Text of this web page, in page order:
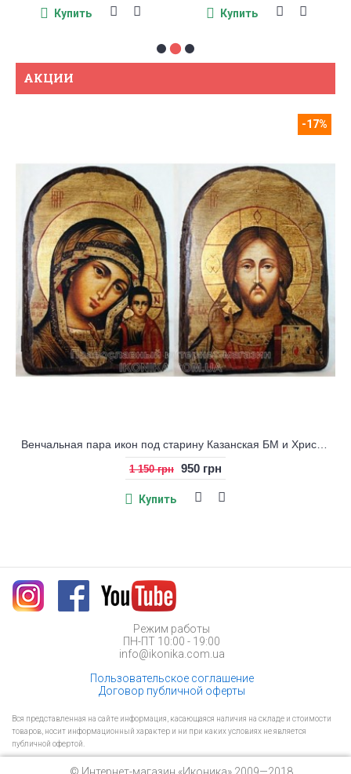
Купить Купить
АКЦИИ
-17%
1 150 грн 950 грн
Купить
Режим работы
ПН-ПТ 10:00 - 19:00
info@ikonika.com.ua
Пользовательское соглашение
Договор публичной оферты
Вся представленная на сайте информация, касающаяся наличия на складе и стоимости
товаров, носит информационный характер и ни при каких условиях не является
публичной офертой.
© Интернет-магазин «Иконика» 2009—2018